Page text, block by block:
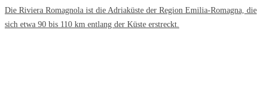
Die Riviera Romagnola ist die Adriaküste der Region Emilia-Romagna, die
sich etwa 90 bis 110 km entlang der Küste erstreckt.